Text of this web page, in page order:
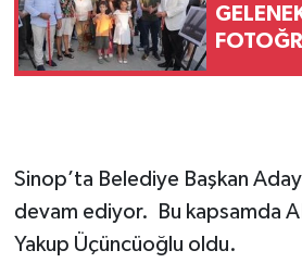
Sinop’ta Belediye Başkan
devam ediyor. Bu kapsamda
Yakup Üçüncüoğlu oldu.